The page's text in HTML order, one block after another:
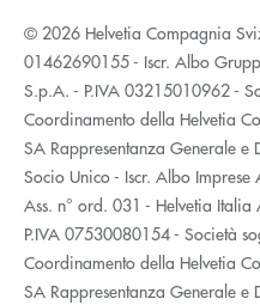
© 2026 Helvetia Compagnia
01462690155 - Iscr. Albo
S.p.A. - P.IVA 03215010962 -
Coordinamento della Helvetia
SA Rappresentanza Generale
Socio Unico - Iscr. Albo
Ass. n° ord. 031 - Helvetia
P.IVA 07530080154 - Società
Coordinamento della Helvetia
SA Rappresentanza Generale